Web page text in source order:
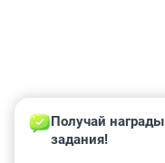
Получай
задания!